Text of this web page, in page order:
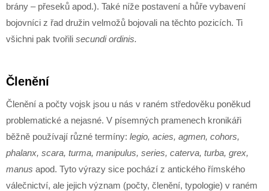
brány – přeseků apod.). Také níže postavení a hůře vybavení
bojovníci z řad družin velmožů bojovali na těchto pozicích. Ti
všichni pak tvořili secundi ordinis.
Členění
Členění a počty vojsk jsou u nás v raném středověku poněkud
problematické a nejasné. V písemných pramenech kronikáři
běžně používají různé termíny: legio, acies, agmen, cohors,
phalanx, scara, turma, manipulus, series, caterva, turba, grex,
manus apod. Tyto výrazy sice pochází z antického římského
válečnictví, ale jejich význam (počty, členění, typologie) v raném